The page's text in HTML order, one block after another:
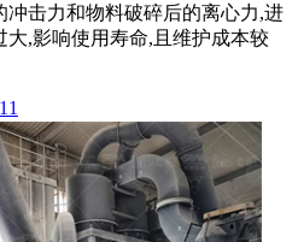
冲击力和物料破碎后的离心力,进
大,影响使用寿命,且维护成本较